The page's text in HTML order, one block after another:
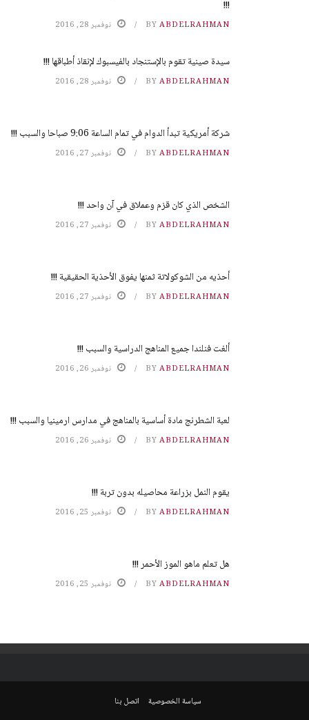
!!!
BY ABDELRAHMAN نوفمبر 28, 2016
سيدة صينية تقوم بالإستنجاد بالفيسبوك لإنقاذ أطباقها !!!
BY ABDELRAHMAN نوفمبر 28, 2016
شركة أمريكية تبدأ الدوام في تمام الساعة 9:06 صباحا والسبب !!!
BY ABDELRAHMAN نوفمبر 27, 2016
الشخص الذي كان قزم وعملاق في آن واحد !!!
BY ABDELRAHMAN نوفمبر 27, 2016
أحذيه من الشوكولاتة ثمنها يفوق الأحذية الحقيقية !!!
BY ABDELRAHMAN نوفمبر 27, 2016
ألغت فنلندا جميع المناهج الدراسية والسبب !!!
BY ABDELRAHMAN نوفمبر 26, 2016
لعبة الشطرنج مادة أساسية بالمناهج في مدارس ارمينيا والسبب !!!
BY ABDELRAHMAN نوفمبر 26, 2016
يقوم النمل بزراعة محاصيله بدون تربة !!!
BY ABDELRAHMAN نوفمبر 25, 2016
هل تعلم ماهو الموز الأحمر !!!
BY ABDELRAHMAN نوفمبر 25, 2016
سياسة الخصوصية اتصل بنا